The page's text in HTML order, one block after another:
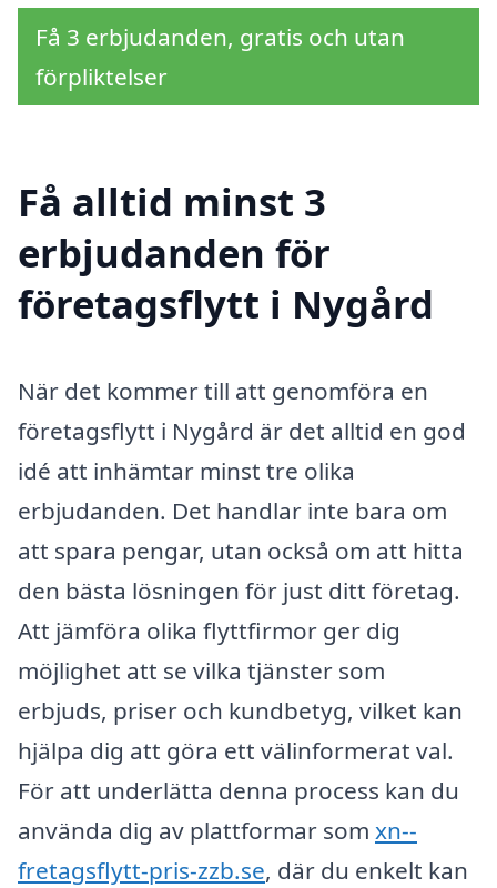
Få 3 erbjudanden, gratis och utan
förpliktelser
Få alltid minst 3
erbjudanden för
företagsflytt i Nygård
När det kommer till att genomföra en
företagsflytt i Nygård är det alltid en god
idé att inhämtar minst tre olika
erbjudanden. Det handlar inte bara om
att spara pengar, utan också om att hitta
den bästa lösningen för just ditt företag.
Att jämföra olika flyttfirmor ger dig
möjlighet att se vilka tjänster som
erbjuds, priser och kundbetyg, vilket kan
hjälpa dig att göra ett välinformerat val.
För att underlätta denna process kan du
använda dig av plattformar som xn--
fretagsflytt-pris-zzb.se, där du enkelt kan